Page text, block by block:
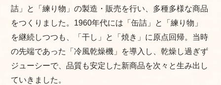
詰」と「練り物」の製造・販売を行い、多種多様な商品
をつくりました。1960年代には「缶詰」と「練り物」
を継続しつつも、「干し」と「焼き」に原点回帰。当時
の先端であった「冷風乾燥機」を導入し、乾燥し過ぎず
ジューシーで、品質も安定した新商品を次々と生み出し
ていきました。